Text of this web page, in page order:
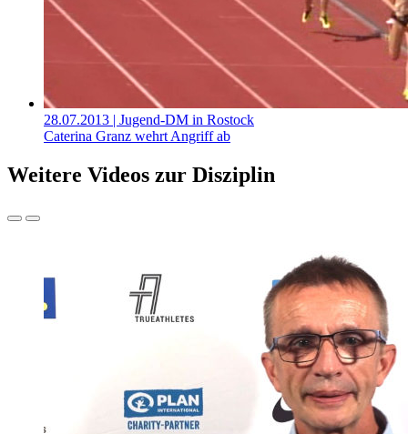
28.07.2013 | Jugend-DM in Rostock
Caterina Granz wehrt Angriff ab
Weitere Videos zur Disziplin